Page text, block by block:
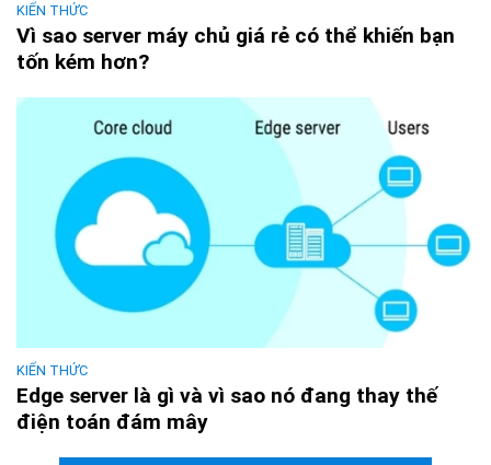
KIẾN THỨC
Vì sao server máy chủ giá rẻ có thể khiến bạn
tốn kém hơn?
KIẾN THỨC
Edge server là gì và vì sao nó đang thay thế
điện toán đám mây